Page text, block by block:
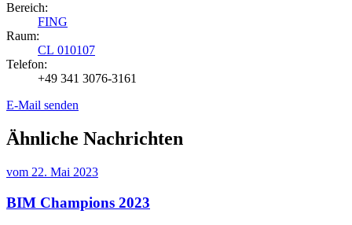
Bereich:
FING
Raum:
CL 010107
Telefon:
+49 341 3076-3161
E-Mail senden
Ähnliche Nachrichten
vom 22. Mai 2023
BIM Champions 2023